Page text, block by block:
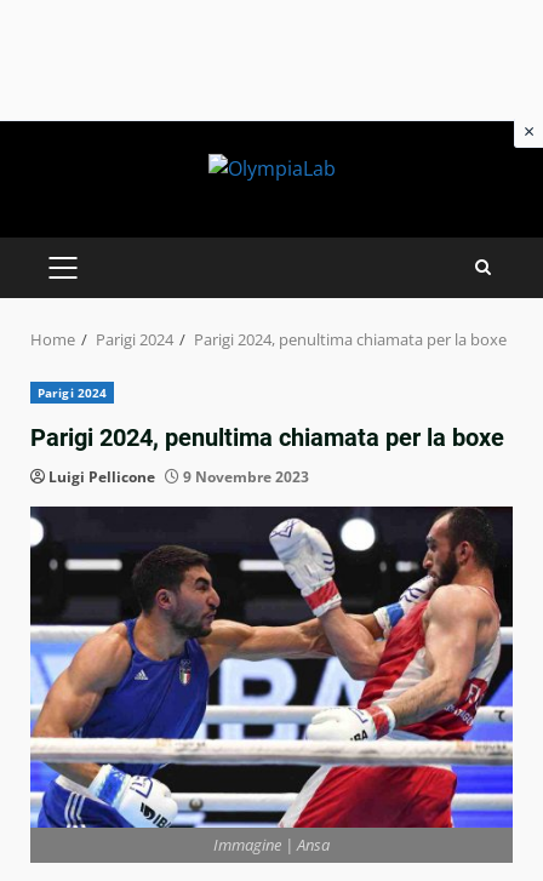
PRIMARY
MENU
Home Parigi 2024 Parigi 2024, penultima chiamata per la boxe
Parigi 2024
Parigi 2024, penultima chiamata per la boxe
Luigi Pellicone 9 Novembre 2023
Immagine | Ansa
×